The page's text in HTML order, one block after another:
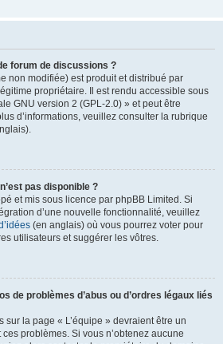
forum de discussions ?
non modifiée) est produit et distribué par
propriétaire. Il est rendu accessible sous
GNU version 2 (GPL-2.0) » et peut être
d’informations, veuillez consulter la rubrique
pas disponible ?
et mis sous licence par phpBB Limited. Si
d’une nouvelle fonctionnalité, veuillez
(en anglais) où vous pourrez voter pour
utilisateurs et suggérer les vôtres.
de problèmes d’abus ou d’ordres légaux liés
sur la page « L’équipe » devraient être un
problèmes. Si vous n’obtenez aucune